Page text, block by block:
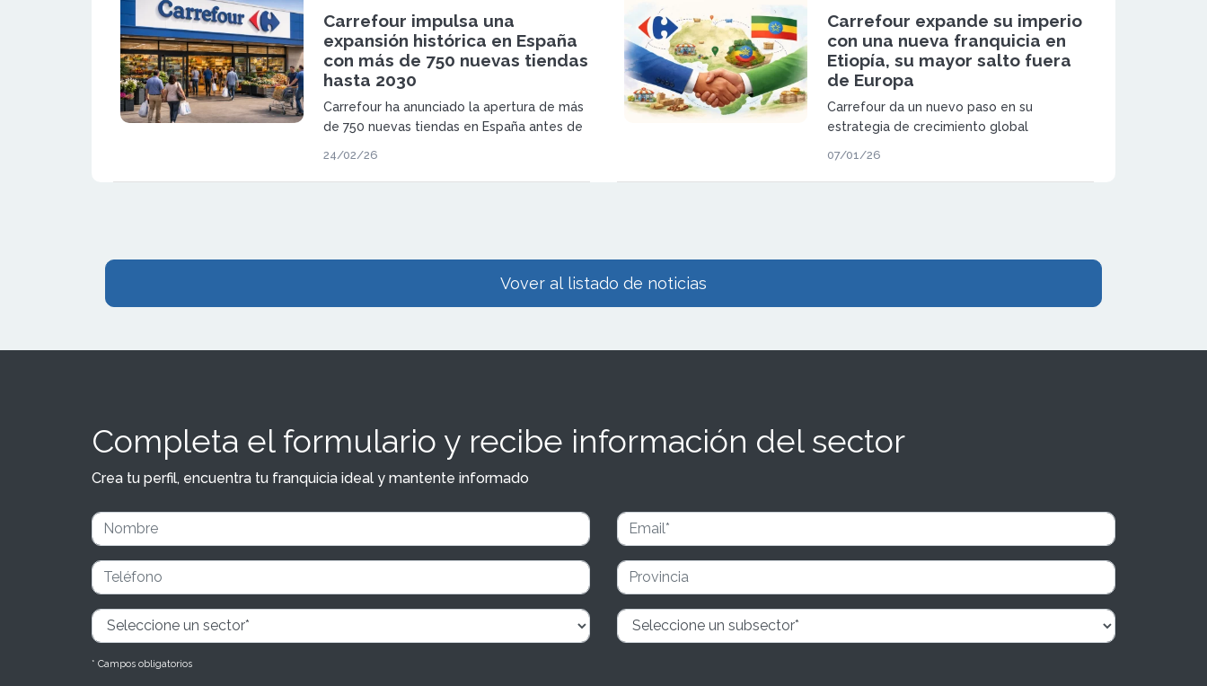
Carrefour impulsa una
expansión histórica en España
con más de 750 nuevas tiendas
hasta 2030
Carrefour ha anunciado la apertura de más
de 750 nuevas tiendas en España antes de
24/02/26
Carrefour expande su imperio
con una nueva franquicia en
Etiopía, su mayor salto fuera
de Europa
Carrefour da un nuevo paso en su
estrategia de crecimiento global
mediante un acuerdo de franquicia,
consolidando uno de los movimientos más
07/01/26
Vover al listado de noticias
Completa el formulario y recibe información del sector
Crea tu perfil, encuentra tu franquicia ideal y mantente informado
* Campos obligatorios